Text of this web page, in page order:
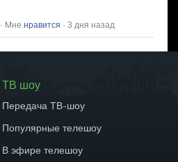
· Мне нравится · 3 дня назад
ТВ шоу
Передача ТВ-шоу
Популярные телешоу
В эфире телешоу